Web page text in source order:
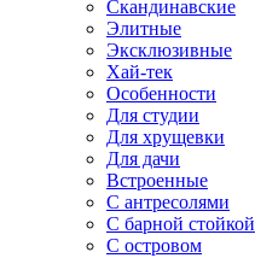
Скандинавские
Элитные
Эксклюзивные
Хай-тек
Особенности
Для студии
Для хрущевки
Для дачи
Встроенные
С антресолями
С барной стойкой
С островом